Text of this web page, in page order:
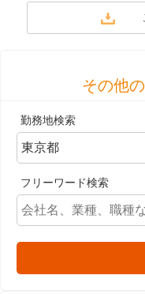
その他
勤務地検索
フリーワード検索